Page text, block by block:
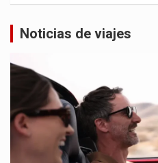
Noticias de viajes